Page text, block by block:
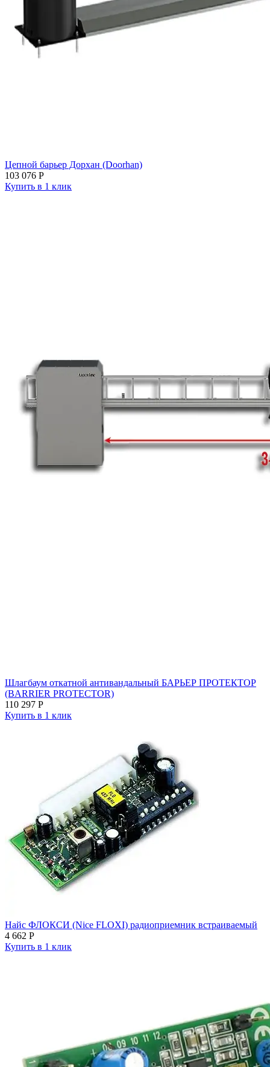
Цепной барьер Дорхан (Doorhan)
103 076 Р
Купить в 1 клик
Шлагбаум откатной антивандальный БАРЬЕР ПРОТЕКТОР
(BARRIER PROTECTOR)
110 297 Р
Купить в 1 клик
Найс ФЛОКСИ (Nice FLOXI) радиоприемник встраиваемый
4 662 Р
Купить в 1 клик